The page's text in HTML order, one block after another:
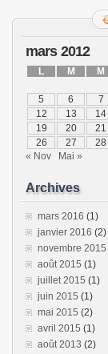
mars 2012
L M M
5
6 7
12
13 14
19
20 21
26
27 28
« Nov
Mai »
Archives
mars 2016 (1)
janvier 2016 (2)
novembre 2015
août 2015 (1)
juillet 2015 (1)
juin 2015 (1)
mai 2015 (2)
avril 2015 (1)
août 2013 (2)